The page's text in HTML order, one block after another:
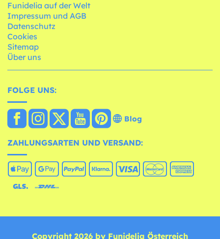
Funidelia auf der Welt
Impressum und AGB
Datenschutz
Cookies
Sitemap
Über uns
FOLGE UNS:
Blog
ZAHLUNGSARTEN UND VERSAND:
Copyright 2026 by Funidelia Österreich